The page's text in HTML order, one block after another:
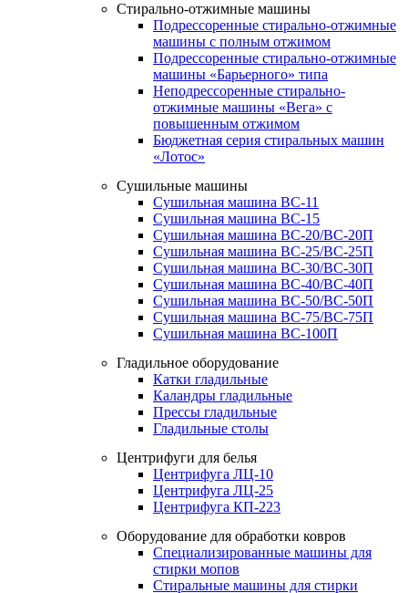
Стирально-отжимные машины
Подрессоренные стирально-отжимные
машины с полным отжимом
Подрессоренные стирально-отжимные
машины «Барьерного» типа
Неподрессоренные стирально-
отжимные машины «Вега» с
повышенным отжимом
Бюджетная серия стиральных машин
«Лотос»
Сушильные машины
Сушильная машина ВС-11
Сушильная машина ВС-15
Сушильная машина ВС-20/ВС-20П
Сушильная машина ВС-25/ВС-25П
Сушильная машина ВС-30/ВС-30П
Сушильная машина ВС-40/ВС-40П
Сушильная машина ВС-50/ВС-50П
Сушильная машина ВС-75/ВС-75П
Сушильная машина ВС-100П
Гладильное оборудование
Катки гладильные
Каландры гладильные
Прессы гладильные
Гладильные столы
Центрифуги для белья
Центрифуга ЛЦ-10
Центрифуга ЛЦ-25
Центрифуга КП-223
Оборудование для обработки ковров
Специализированные машины для
стирки мопов
Стиральные машины для стирки